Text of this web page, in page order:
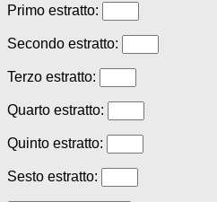
Primo estratto:
Secondo estratto:
Terzo estratto:
Quarto estratto:
Quinto estratto:
Sesto estratto: